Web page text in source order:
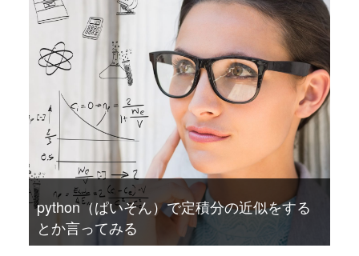
python（ぱいそん）で定積分の近似をする
とか言ってみる